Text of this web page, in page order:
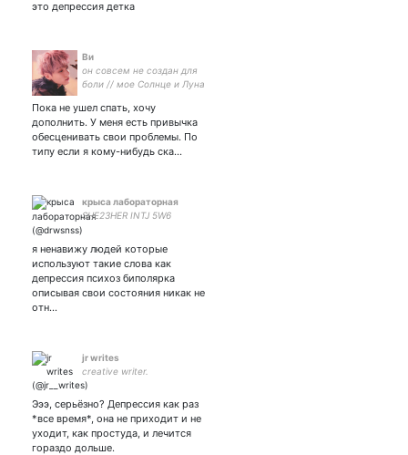
это депрессия детка
Ви
он совсем не создан для
боли // мое Солнце и Луна
Пока не ушел спать, хочу
дополнить. У меня есть привычка
обесценивать свои проблемы. По
типу если я кому-нибудь ска…
крыса лабораторная
SHE23HER INTJ 5W6
я ненавижу людей которые
используют такие слова как
депрессия психоз биполярка
описывая свои состояния никак не
отн…
jr writes
creative writer.
Эээ, серьёзно? Депрессия как раз
*все время*, она не приходит и не
уходит, как простуда, и лечится
гораздо дольше.